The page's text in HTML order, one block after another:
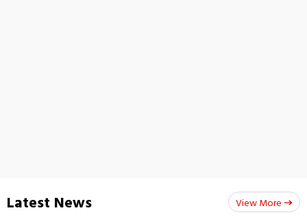
Latest News View More